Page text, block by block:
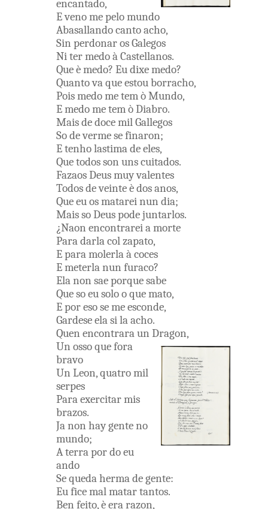
encantado,
Eveno mepelomundo
Abasallandocantoacho,
Sin perdonarosGalegos
NitermedoàCastellanos.
Queèmedo? Eudixemedo?
Quantovaqueestouborracho,
PoismedometemòMundo,
EmedometemòDiabro.
MaisdedocemilGallegos
Sodevermesefinaron;
Etenholastimadeeles,
Quetodosson unscuitados.
FazaosDeusmuyvalentes
Todosdeveinteèdosanos,
Queeuosmatareinun dia;
MaissoDeuspodejuntarlos.
¿Naon encontrareiamorte
Paradarlacolzapato,
Eparamolerlaàcoces
Emeterlanun furaco?
Elanon saeporquesabe
Quesoeusolooquemato,
Eporesosemeesconde,
Gardeseelasilaacho.
Quen encontraraun Dragon,
Un ossoquefora
bravo
Un Leon,quatromil
serpes
Paraexercitarmis
brazos.
Janon haygenteno
mundo;
Aterrapordoeu
ando
Sequedahermadegente:
Euficemalmatartantos.
Ben feito,èerarazon,